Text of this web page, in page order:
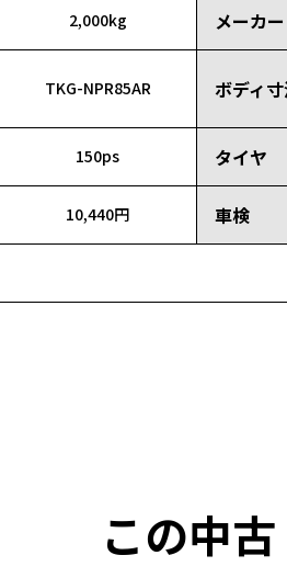
2,000kg メーカー
TKG-NPR85AR ボディ
150ps タイヤ
10,440円 車検
この中